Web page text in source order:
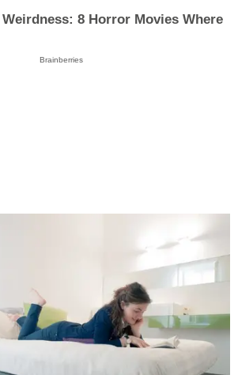
8 Horror Movies Where
Brainberries